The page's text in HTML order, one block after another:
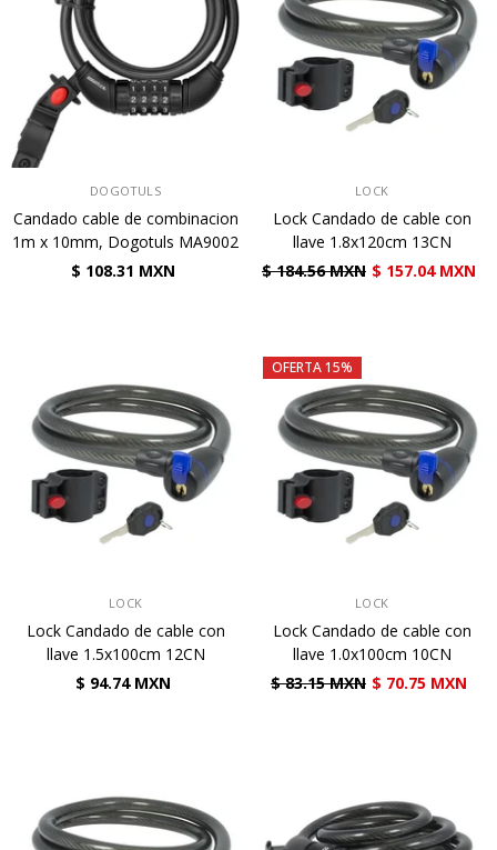
DOGOTULS
Candado cable de combinacion
1m x 10mm, Dogotuls MA9002
$ 108.31 MXN
LOCK
Lock Candado de cable con
llave 1.8x120cm 13CN
$ 184.56 MXN $ 157.04 MXN
LOCK
Lock Candado de cable con
llave 1.5x100cm 12CN
$ 94.74 MXN
OFERTA 15%
LOCK
Lock Candado de cable con
llave 1.0x100cm 10CN
$ 83.15 MXN $ 70.75 MXN